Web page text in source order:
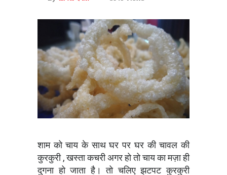
शाम को चाय के साथ घर पर घर की चावल की
कुरकुरी , खस्ता कचरी अगर हो तो चाय का मज़ा ही
दुगना हो जाता है। तो चलिए झटपट कुरकुरी